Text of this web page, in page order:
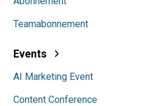
Teamabonnement
Events
AI Marketing Event
Content Conference